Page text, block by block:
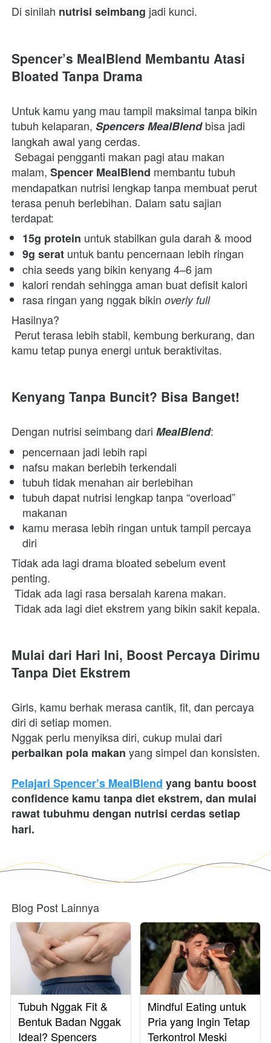
Di sinilah nutrisi seimbang jadi kunci.
Spencer’s MealBlend Membantu Atasi
Bloated Tanpa Drama
Untuk kamu yang mau tampil maksimal tanpa bikin
tubuh kelaparan, Spencers MealBlend bisa jadi
langkah awal yang cerdas.
malam, Spencer MealBlend membantu tubuh
mendapatkan nutrisi lengkap tanpa membuat perut
terasa penuh berlebihan. Dalam satu sajian
terdapat:
15g protein untuk stabilkan gula darah & mood
9g serat untuk bantu pencernaan lebih ringan
chia seeds yang bikin kenyang 4–6 jam
kalori rendah sehingga aman buat defisit kalori
rasa ringan yang nggak bikin overly full
Hasilnya?
kamu tetap punya energi untuk beraktivitas.
Kenyang Tanpa Buncit? Bisa Banget!
Dengan nutrisi seimbang dari MealBlend:
pencernaan jadi lebih rapi
nafsu makan berlebih terkendali
tubuh tidak menahan air berlebihan
tubuh dapat nutrisi lengkap tanpa “overload”
makanan
kamu merasa lebih ringan untuk tampil percaya
diri
Tidak ada lagi drama bloated sebelum event
penting.
Mulai dari Hari Ini, Boost Percaya Dirimu
Tanpa Diet Ekstrem
Girls, kamu berhak merasa cantik, fit, dan percaya
diri di setiap momen.
perbaikan pola makan
Pelajari Spencer’s MealBlend yang bantu boost
confidence kamu tanpa diet ekstrem, dan mulai
rawat tubuhmu dengan nutrisi cerdas setiap
hari.
Blog Post Lainnya
Tubuh Nggak Fit &
Bentuk Badan Nggak
Ideal? Spencers
Mindful Eating untuk
Pria yang Ingin Tetap
Terkontrol Meski